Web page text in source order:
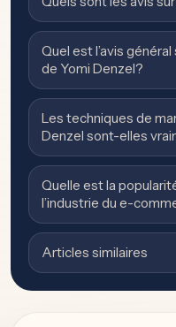
Quel est l’avis
de Yomi Denzel?
Les techniques de
Denzel sont-elles
Quelle est la
l’industrie du e-
Articles similaires